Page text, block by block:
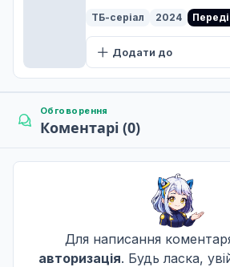
ТБ-серіал 2024
Додати до
Обговорення
Коментарі (0)
Для написання
авторизація. Будь ласка,